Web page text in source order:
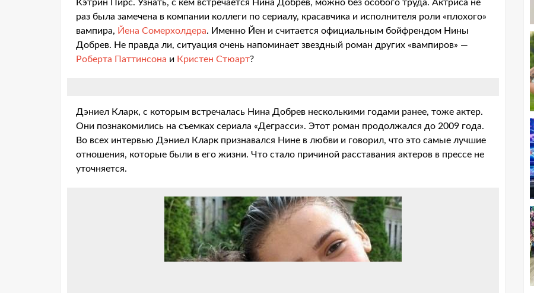
Кэтрин Пирс. Узнать, с кем встречается Нина Добрев, можно без особого труда. Актриса не
раз была замечена в компании коллеги по сериалу, красавчика и исполнителя роли «плохого»
вампира, Йена Сомерхолдера. Именно Йен и считается официальным бойфрендом Нины
Добрев. Не правда ли, ситуация очень напоминает звездный роман других «вампиров» —
Роберта Паттинсона и Кристен Стюарт?
Дэниел Кларк, с которым встречалась Нина Добрев несколькими годами ранее, тоже актер.
Они познакомились на съемках сериала «Деграсси». Этот роман продолжался до 2009 года.
Во всех интервью Дэниел Кларк признавался Нине в любви и говорил, что это самые лучшие
отношения, которые были в его жизни. Что стало причиной расставания актеров в прессе не
уточняется.